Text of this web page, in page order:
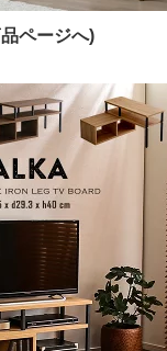
ページへ)